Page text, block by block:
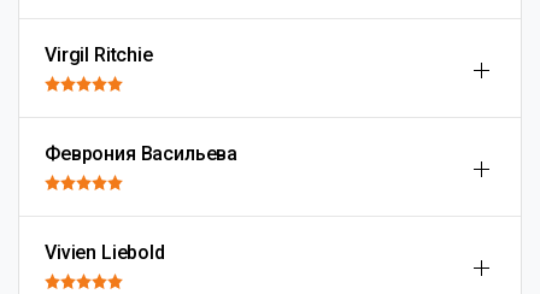
Virgil Ritchie
Феврония Васильева
Vivien Liebold